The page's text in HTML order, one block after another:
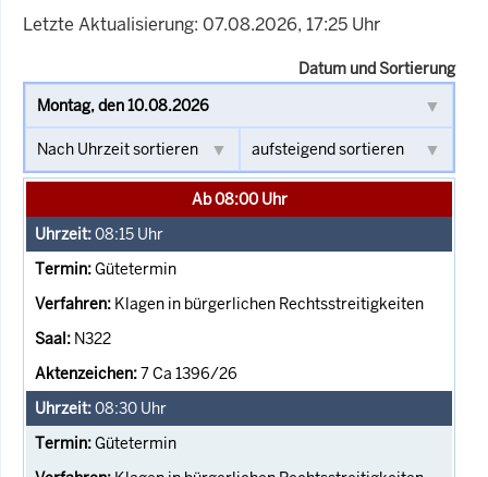
Letzte Aktualisierung: 07.08.2026, 17:25 Uhr
Datum und Sortierung
Ab 08:00 Uhr
08:15 Uhr
Gütetermin
Klagen in bürgerlichen Rechtsstreitigkeiten
N322
7 Ca 1396/26
08:30 Uhr
Gütetermin